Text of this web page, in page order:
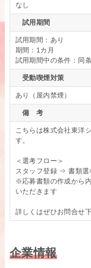
なし
試用期間
試用期間：あり
期間：1カ月
試用期間中の条件：同
受動喫煙対策
あり（屋内禁煙）
備 考
こちらは株式会社東洋
す。
＜選考フロー＞
スタッフ登録 ⇒ 書類
※応募書類の作成から
いただきます
詳しくはぜひお問合せ
企業情報